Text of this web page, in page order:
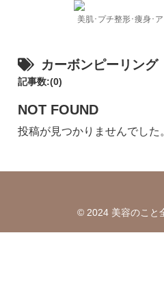
美肌･プチ整形･痩身･
カーボンピーリング
記事数:(0)
NOT FOUND
投稿が見つかりませんでした
© 2024 美容のこと